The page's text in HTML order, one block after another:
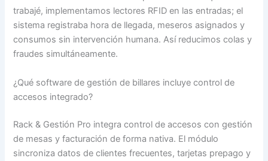
trabajé, implementamos lectores RFID en las entradas; el
sistema registraba hora de llegada, meseros asignados y
consumos sin intervención humana. Así reducimos colas y
fraudes simultáneamente.
¿Qué software de gestión de billares incluye control de
accesos integrado?
Rack & Gestión Pro integra control de accesos con gestión
de mesas y facturación de forma nativa. El módulo
sincroniza datos de clientes frecuentes, tarjetas prepago y